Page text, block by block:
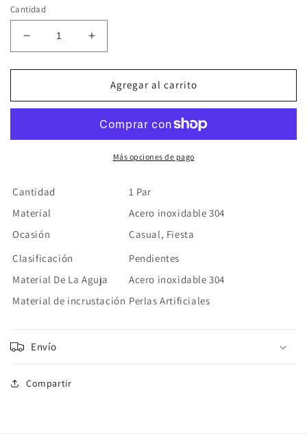
Cantidad
Reducir
cantidad
para
Flor
Aumentar
cantidad
para
Aretes
Flor
Inoxidable
Agregar al carrito
Más opciones de pago
Cantidad
1 Par
Material
Acero inoxidable 304
Ocasión
Casual, Fiesta
Clasificación
Pendientes
Material De La Aguja
Acero inoxidable 304
Material de incrustación Perlas Artificiales
Envío
Compartir